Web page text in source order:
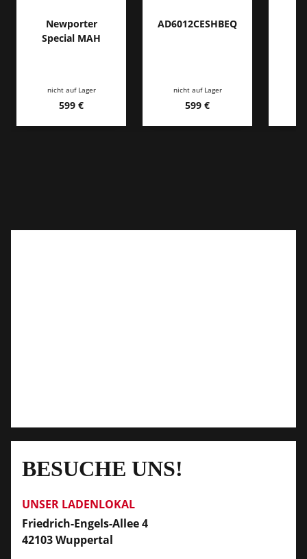
Newporter
Special MAH
nicht auf Lager
599 €
AD6012CESHBEQ
nicht auf Lager
599 €
BESUCHE UNS!
UNSER LADENLOKAL
Friedrich-Engels-Allee 4
42103 Wuppertal